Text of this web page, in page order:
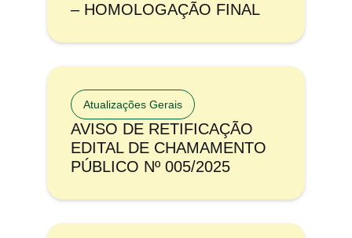
– HOMOLOGAÇÃO FINAL
Atualizações Gerais
AVISO DE RETIFICAÇÃO
EDITAL DE CHAMAMENTO
PÚBLICO Nº 005/2025